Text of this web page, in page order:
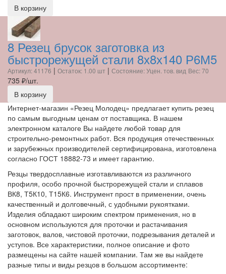
В корзину
8 Резец брусок заготовка из
быстрорежущей стали 8х8х140 Р6М5
Артикул: 41176 | Остаток: 1.00 шт | Состояние: Уцен. тов. вид Вес: 70
735 ₽/шт.
В корзину
Интернет-магазин «Резец Молодец» предлагает купить резец
по самым выгодным ценам от поставщика. В нашем
электронном каталоге Вы найдете любой товар для
строительно-ремонтных работ. Вся продукция отечественных
и зарубежных производителей сертифицирована, изготовлена
согласно ГОСТ 18882-73 и имеет гарантию.
Резцы твердосплавные изготавливаются из различного
профиля, особо прочной быстрорежущей стали и сплавов
ВК8, Т5К10, Т15К6. Инструмент прост в применении, очень
качественный и долговечный, с удобными рукоятками.
Изделия обладают широким спектром применения, но в
основном используются для проточки и растачивания
заготовок, валов, чистовой проточки, подрезывания деталей и
уступов. Все характеристики, полное описание и фото
размещены на сайте нашей компании. Там же вы найдете
разные типы и виды резцов в большом ассортименте: